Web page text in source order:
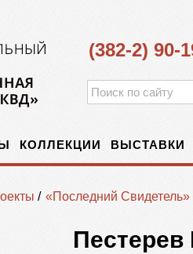
(382-2) 90-
КОЛЛЕКЦИИ ВЫСТАВКИ
/ «Последний Свидетель»
Пестерев